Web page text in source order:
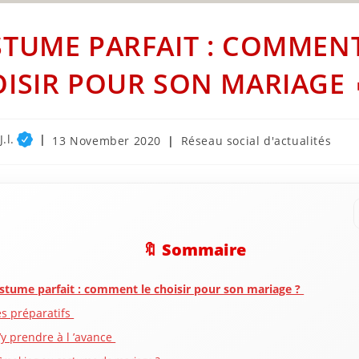
PARFAIT :
POUR SON MARIAGE
Post
13 November 2020
Post
Réseau social d'actualités
🔖 Sommaire
parfait : comment le choisir pour son mariage ?
préparatifs
prendre à l ’avance